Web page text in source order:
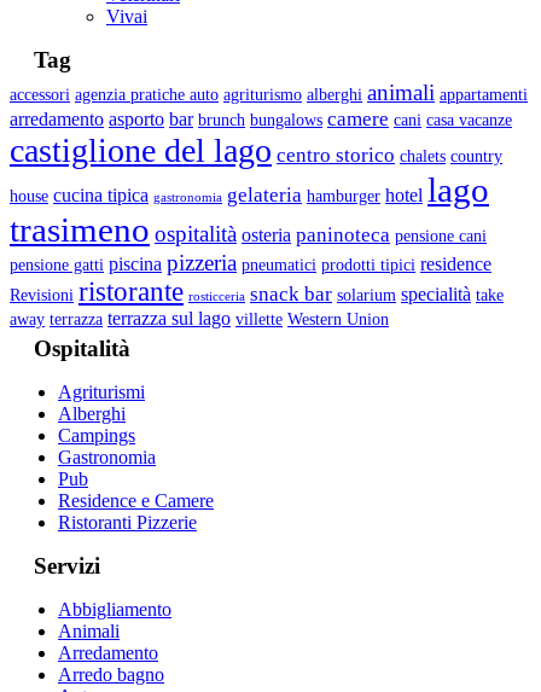
Vivai
Tag
accessori agenzia pratiche auto agriturismo alberghi animali appartamenti
arredamento asporto bar brunch bungalows camere cani casa vacanze
castiglione del lago centro storico chalets country
house cucina tipica gastronomia gelateria hamburger hotel lago
trasimeno ospitalità osteria paninoteca pensione cani
pensione gatti piscina pizzeria pneumatici prodotti tipici residence
Revisioni ristorante rosticceria snack bar solarium specialità take
away terrazza terrazza sul lago villette Western Union
Ospitalità
Agriturismi
Alberghi
Campings
Gastronomia
Pub
Residence e Camere
Ristoranti Pizzerie
Servizi
Abbigliamento
Animali
Arredamento
Arredo bagno